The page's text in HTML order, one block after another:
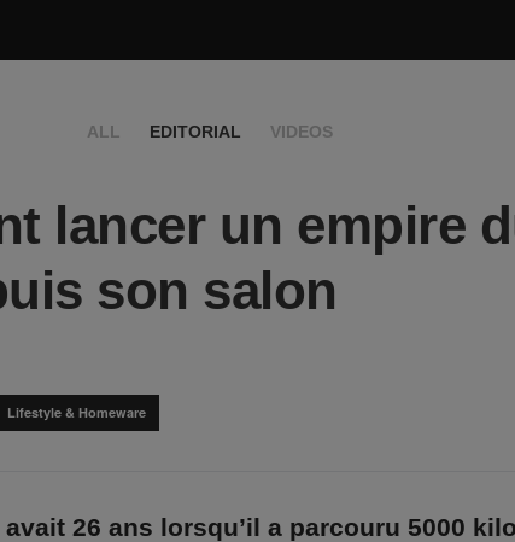
ALL EDITORIAL VIDEOS
lancer un empire
son salon
Lifestyle & Homeware
26 ans lorsqu’il a parcouru 5000